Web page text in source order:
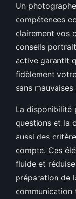
Un
compétences
clairement vos
conseils
active garantit
fidèlement
sans mauvaises
La disponibilité
questions et la
aussi des
compte. Ces
fluide et
préparation de
communication